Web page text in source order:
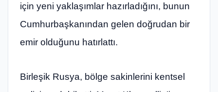
için yeni yaklaşımlar hazırladığını, bunun
Cumhurbaşkanından gelen doğrudan bir
emir olduğunu hatırlattı.
Birleşik Rusya, bölge sakinlerini kentsel